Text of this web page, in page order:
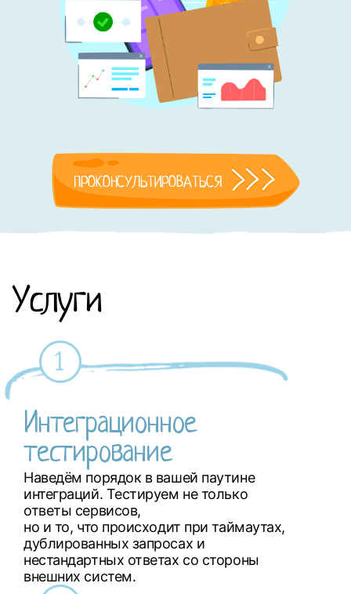
ПРОКОНСУЛЬТИРОВАТЬСЯ
Услуги
Интеграционное
тестирование
Наведём порядок в вашей паутине
интеграций. Тестируем не только
ответы сервисов,
но и то, что происходит при таймаутах,
дублированных запросах и
нестандартных ответах со стороны
внешних систем.